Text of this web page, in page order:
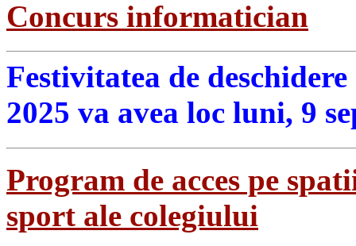
Concurs informatician
Festivitatea de
2025 va avea loc luni, 9
Program de acces pe
sport ale colegiului